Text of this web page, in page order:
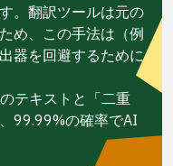
。翻訳ツールは元の
め、この手法は（例
器を回避するために
テキストと「二重
99.99%の確率でAI